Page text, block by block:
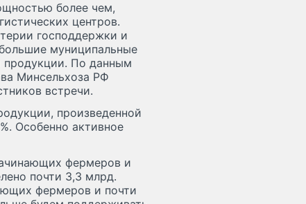
более чем,
центров.
господдержки и
муниципальные
продукции. По данным
Минсельхоза РФ
встречи.
произведенной
Особенно активное
фермеров и
почти 3,3 млрд.
фермеров и почти